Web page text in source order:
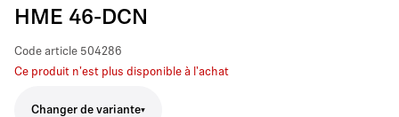
HME 46-DCN
Code article 504286
Ce produit n'est plus disponible à l'achat
Changer de variante